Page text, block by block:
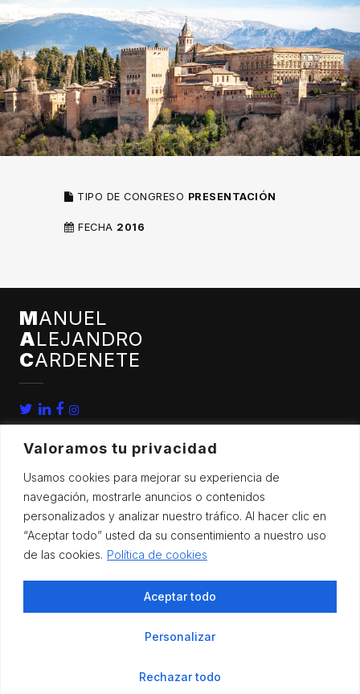
Valoramos tu privacidad
Usamos cookies para mejorar su experiencia de
navegación, mostrarle anuncios o contenidos
personalizados y analizar nuestro tráfico. Al hacer clic en
“Aceptar todo” usted da su consentimiento a nuestro uso
de las cookies. Política de cookies
Personalizar
Rechazar todo
Aceptar todo
TIPO DE CONGRESO PRESENTACIÓN
FECHA 2016
MANUEL
ALEJANDRO
CARDENETE
home
bio
publicaciones
investigación
congresos
noticias
contacto
Todos los derechos reservados | Aviso legal